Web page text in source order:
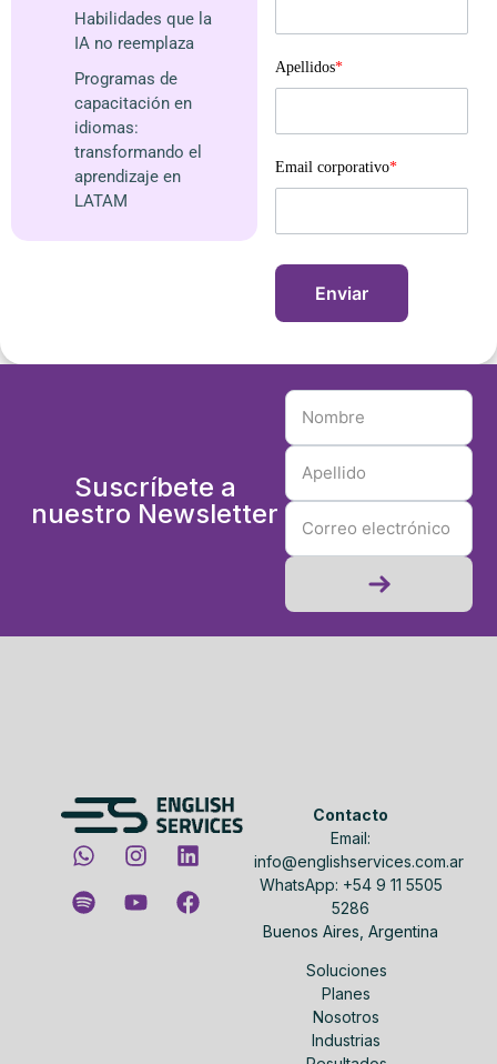
Habilidades que la
IA no reemplaza
Programas de
capacitación en
idiomas:
transformando el
aprendizaje en
LATAM
Apellidos*
Email corporativo*
Suscríbete a
nuestro Newsletter
Contacto
Email:
info@englishservices.com.ar
WhatsApp: +54 9 11 5505
5286
Buenos Aires, Argentina
Soluciones
Planes
Nosotros
Industrias